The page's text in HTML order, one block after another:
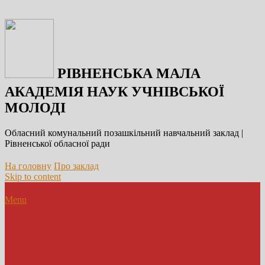
РІВНЕНСЬКА МАЛА
АКАДЕМІЯ НАУК УЧНІВСЬКОЇ
МОЛОДІ
Обласний комунальний позашкільний навчальний заклад |
Рівненської обласної ради
На головну Про заклад
Skip to content
Menu